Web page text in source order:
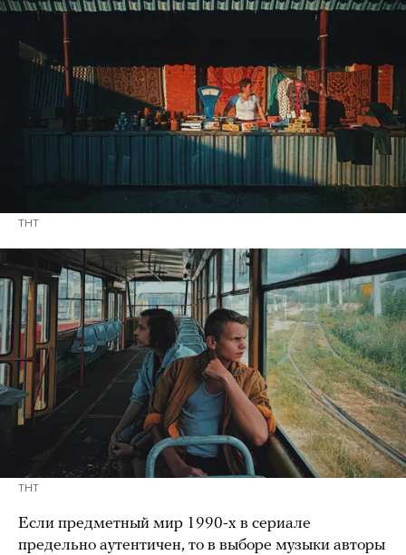
ТНТ
ТНТ
Если предметный мир 1990-х в сериале
предельно аутентичен, то в выборе музыки авторы